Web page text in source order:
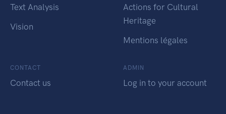
Text Analysis
Vision
Actions for Cultural
Heritage
Mentions légales
CONTACT
Contact us
ADMIN
Log in to your account